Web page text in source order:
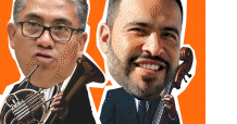
alejadas o para
atención médica
del Registro Civil,María